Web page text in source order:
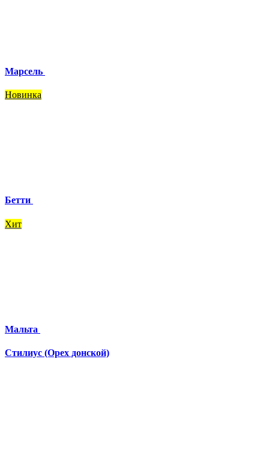
Марсель
Новинка
Бетти
Хит
Мальта
Стилиус (Орех донской)